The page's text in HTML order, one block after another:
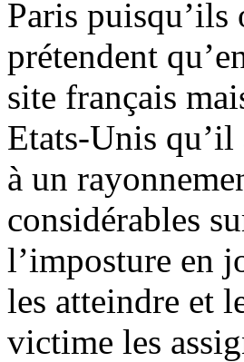
Paris puisqu’ils
prétendent
site français
Etats-Unis
à un
considérables
l’imposture en
les atteindre et
victime les